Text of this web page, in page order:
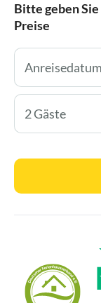
Bitte geben
Preise
2 Gäste